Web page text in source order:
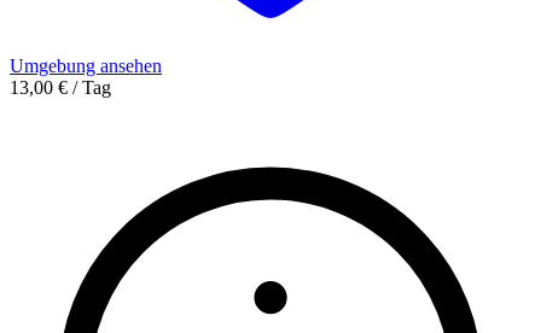
Umgebung ansehen
13,00 € / Tag